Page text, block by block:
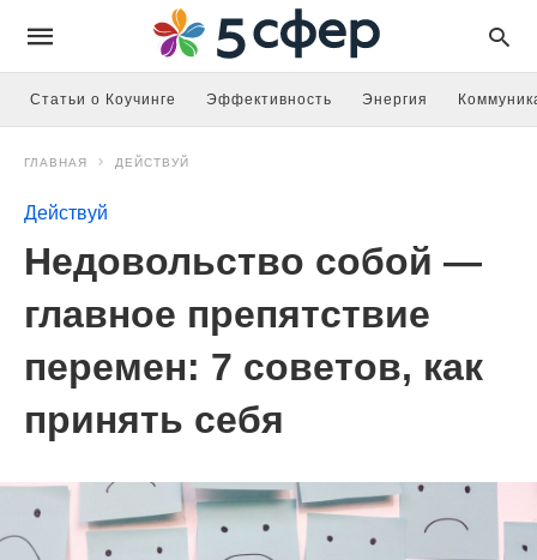
Статьи о Коучинге Эффективность Энергия
ГЛАВНАЯ ДЕЙСТВУЙ
Действуй
Недовольство собой —
главное препятствие
перемен: 7 советов, как
принять себя